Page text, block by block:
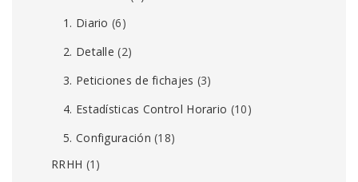
1. Diario (6)
2. Detalle (2)
3. Peticiones de fichajes (3)
4. Estadísticas Control Horario (10)
5. Configuración (18)
RRHH (1)